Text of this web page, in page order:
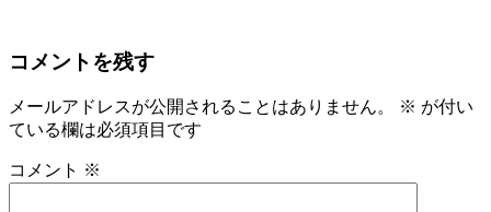
コメントを残す
メールアドレスが公開されることはありません。 ※ が付い
ている欄は必須項目です
コメント ※